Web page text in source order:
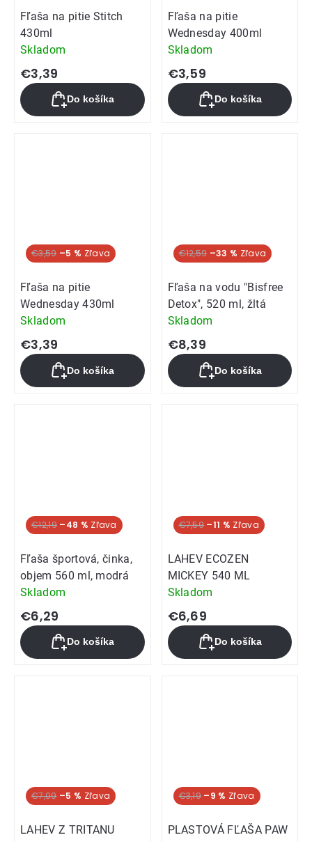
Fľaša na pitie Stitch
430ml
Skladom
€3,39
Do košíka
Fľaša na pitie
Wednesday 400ml
Skladom
€3,59
Do košíka
€3,59 –5 %
Fľaša na pitie
Wednesday 430ml
Skladom
€3,39
Do košíka
€12,59 –33 %
Fľaša na vodu "Bisfree
Detox", 520 ml, žltá
Skladom
€8,39
Do košíka
€12,19 –48 %
Fľaša športová, činka,
objem 560 ml, modrá
Skladom
€6,29
Do košíka
€7,59 –11 %
LAHEV ECOZEN
MICKEY 540 ML
Skladom
€6,69
Do košíka
€7,09 –5 %
LAHEV Z TRITANU
€3,19 –9 %
PLASTOVÁ FĽAŠA PAW